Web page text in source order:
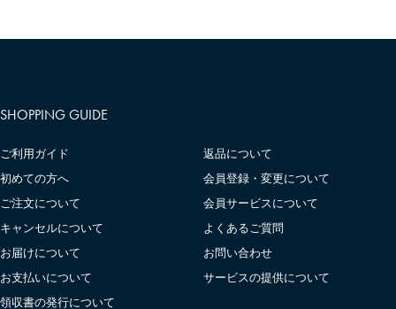
SHOPPING GUIDE
ご利用ガイド
初めての方へ
ご注文について
キャンセルについて
お届けについて
お支払いについて
領収書の発行について
返品について
会員登録・変更について
会員サービスについて
よくあるご質問
お問い合わせ
サービスの提供について